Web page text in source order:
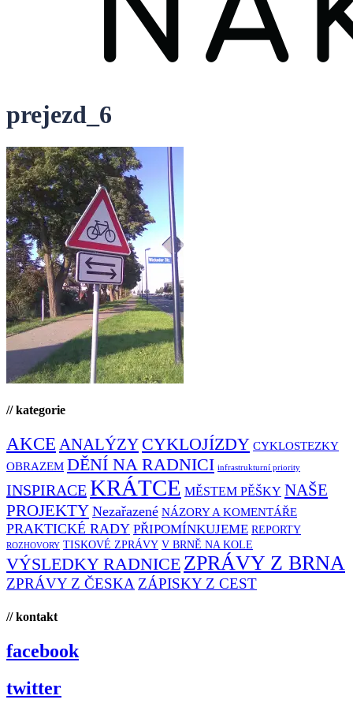
prejezd_6
// kategorie
AKCE ANALÝZY CYKLOJÍZDY CYKLOSTEZKY
OBRAZEM DĚNÍ NA RADNICI infrastrukturní priority
INSPIRACEKRÁTCE MĚSTEM PĚŠKY NAŠE
PROJEKTY Nezařazené NÁZORY A KOMENTÁŘE
PRAKTICKÉ RADY PŘIPOMÍNKUJEME REPORTY
ROZHOVORY TISKOVÉ ZPRÁVY V BRNĚ NA KOLE
VÝSLEDKY RADNICE ZPRÁVY Z BRNA
ZPRÁVY Z ČESKA ZÁPISKY Z CEST
// kontakt
facebook
twitter